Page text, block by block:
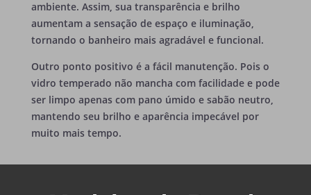
ambiente. Assim, sua transparência e brilho
aumentam a sensação de espaço e iluminação,
tornando o banheiro mais agradável e funcional.
Outro ponto positivo é a fácil manutenção. Pois o
vidro temperado não mancha com facilidade e pode
ser limpo apenas com pano úmido e sabão neutro,
mantendo seu brilho e aparência impecável por
muito mais tempo.